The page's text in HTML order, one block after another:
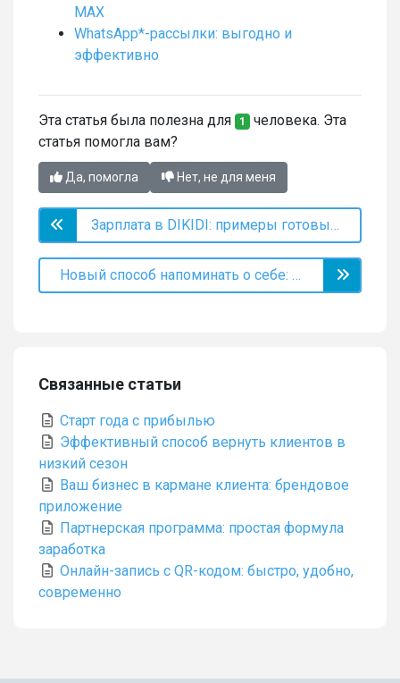
MAX
WhatsApp*-рассылки: выгодно и
эффективно
Эта статья была полезна для 1 человека. Эта
статья помогла вам?
Да, помогла Нет, не для меня
Зарплата в DIKIDI: примеры готовых схем
Новый способ напоминать о себе: функционал “Свободные окошки”
Связанные статьи
Старт года с прибылью
Эффективный способ вернуть клиентов в
низкий сезон
Ваш бизнес в кармане клиента: брендовое
приложение
Партнерская программа: простая формула
заработка
Онлайн-запись с QR-кодом: быстро, удобно,
современно